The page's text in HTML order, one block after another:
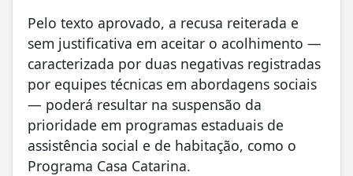
Pelo texto aprovado, a recusa reiterada e
sem justificativa em aceitar o acolhimento —
caracterizada por duas negativas registradas
por equipes técnicas em abordagens sociais
— poderá resultar na suspensão da
prioridade em programas estaduais de
assistência social e de habitação, como o
Programa Casa Catarina.